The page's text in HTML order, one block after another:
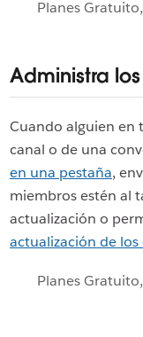
Planes
Administra
Cuando alguien en
canal o de una
en una pestaña,
miembros estén al
actualización o
actualización de los
Planes